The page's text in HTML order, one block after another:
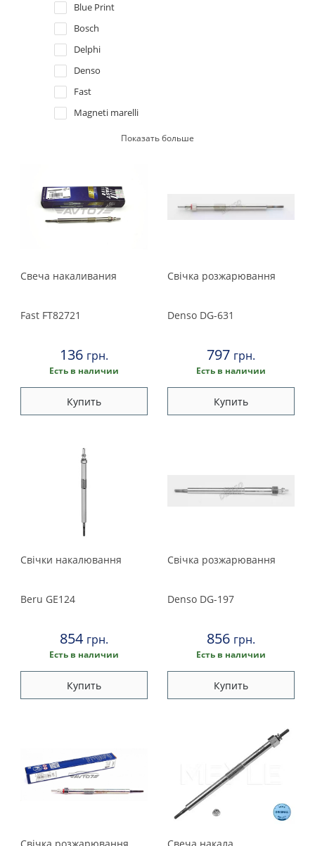
2006
2005
2004
2003
2001
Blue Print
Bosch
Delphi
Denso
Fast
Magneti marelli
Topran / Hans Pries
Показать больше
Свеча накаливания
Fast FT82721
136 грн.
Есть в наличии
Купить
Свічка розжарювання
Denso DG-631
797 грн.
Есть в наличии
Купить
Свічки накалювання
Beru GE124
854 грн.
Есть в наличии
Купить
Свічка розжарювання
Denso DG-197
856 грн.
Есть в наличии
Купить